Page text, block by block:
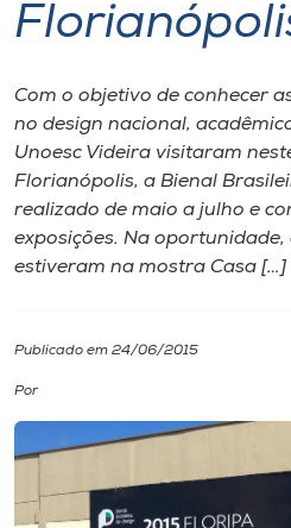
Portal de Ensino
A
Unoesc
Internacionalização
I.nova
Diplomados
Cultura
CPA
Com o objetivo de conhecer
no design nacional,
Unoesc Videira visitaram
Florianópolis, a Bienal
realizado de maio a julho e
exposições. Na
estiveram na mostra Casa […]
Publicado em 24/06/2015
Por